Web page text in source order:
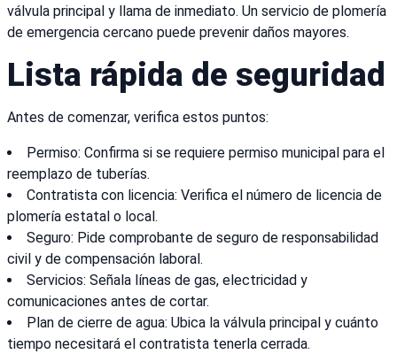
válvula principal y llama de inmediato. Un servicio de plomería
de emergencia cercano puede prevenir daños mayores.
Lista rápida de seguridad
Antes de comenzar, verifica estos puntos:
Permiso: Confirma si se requiere permiso municipal para el
reemplazo de tuberías.
Contratista con licencia: Verifica el número de licencia de
plomería estatal o local.
Seguro: Pide comprobante de seguro de responsabilidad
civil y de compensación laboral.
Servicios: Señala líneas de gas, electricidad y
comunicaciones antes de cortar.
Plan de cierre de agua: Ubica la válvula principal y cuánto
tiempo necesitará el contratista tenerla cerrada.